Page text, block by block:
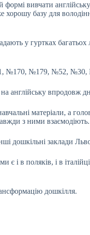
вивчати
хорошу базу для
у гуртках
№170, №179, №52, №30,
англійську впродовж
матеріали, а
з ними взаємодіють.
дошкільні заклади
і в поляків, і в
дошкілля.